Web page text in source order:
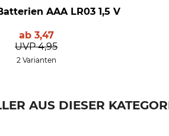
AAA LR03 1,5 V
ab 3,47
UVP 4,95
2 Varianten
AUS DIESER